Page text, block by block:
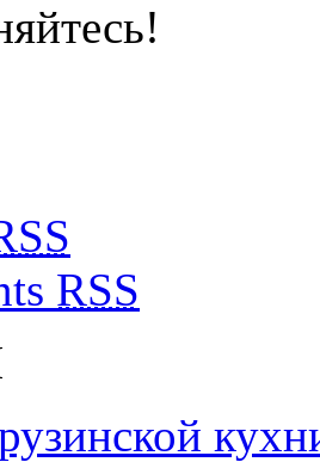
RSS